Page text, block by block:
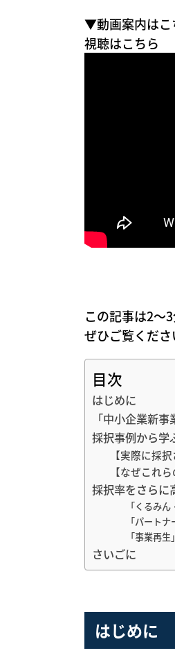
▼動画案内はこ
視聴はこちら
この記事は2～
ぜひご覧くださ
目次
はじめに
「中小企業新
採択事例から学
【実際に採
【なぜこれ
採択率をさらに
「くるみ
「パート
「事業再
さいごに
はじめに